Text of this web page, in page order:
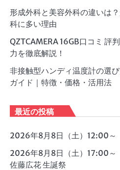
形成外科と美容外科の違いは
科に多い理由
QZTCAMERA 16GB口コミ 評
力を徹底解説！
非接触型ハンディ温度計の選
ガイド｜特徴・価格・活用法
最近の投稿
2026年8月8日（土）12:00～
2026年8月8日（土）17:00～
佐藤広花 生誕祭